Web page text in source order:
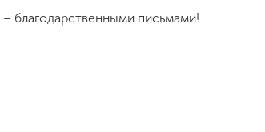
благодарственными письмами!